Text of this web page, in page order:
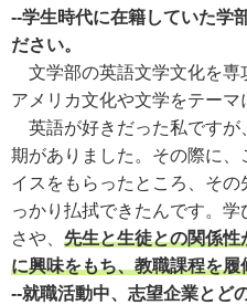
--学生時代に在籍していた学
ださい。
文学部の英語文学文化を専
アメリカ文化や文学をテーマ
英語が好きだった私ですが
期がありました。その際に
イスをもらったところ、そ
っかり払拭できたんです。
さや、 先生と生徒との関係
に興味をもち、教職課程を
--就職活動中、志望企業とど